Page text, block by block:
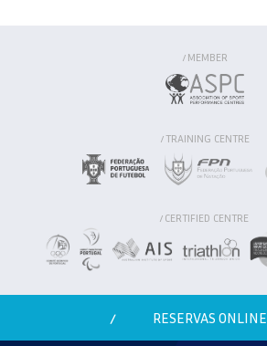
/ MEMBER
/ TRAINING CENTRE
/ CERTIFIED CENTRE
/ RESERVAS ONLINE